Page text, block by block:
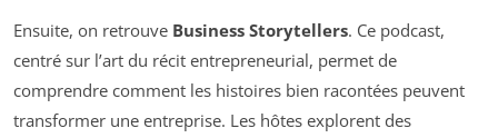
Ensuite, on retrouve Business Storytellers. Ce podcast,
centré sur l’art du récit entrepreneurial, permet de
comprendre comment les histoires bien racontées peuvent
transformer une entreprise. Les hôtes explorent des